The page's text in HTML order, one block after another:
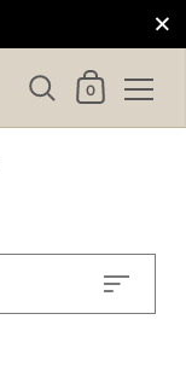
Cerrar
Carrito
0